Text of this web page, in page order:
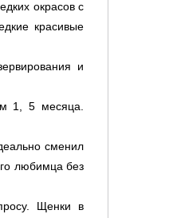
окрасов с
красивые
и
1, 5 месяца.
сменил
любимца без
Щенки в